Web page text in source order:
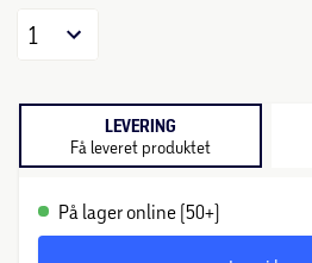
1
LEVERING
Få leveret produktet
På lager online (50+)